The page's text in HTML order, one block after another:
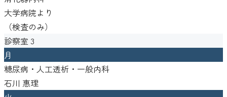
大学病院より
（検査のみ）
診察室 3
月
糖尿病・人工透析・一般内科
石川 惠理